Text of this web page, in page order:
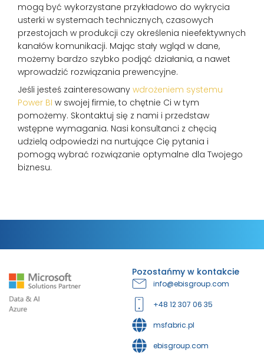
mogą być wykorzystane przykładowo do wykrycia
usterki w systemach technicznych, czasowych
przestojach w produkcji czy określenia nieefektywnych
kanałów komunikacji. Mając stały wgląd w dane,
możemy bardzo szybko podjąć działania, a nawet
wprowadzić rozwiązania prewencyjne.
Jeśli jesteś zainteresowany wdrożeniem systemu
Power BI w swojej firmie, to chętnie Ci w tym
pomożemy. Skontaktuj się z nami i przedstaw
wstępne wymagania. Nasi konsultanci z chęcią
udzielą odpowiedzi na nurtujące Cię pytania i
pomogą wybrać rozwiązanie optymalne dla Twojego
biznesu.
Pozostańmy w kontakcie
info@ebisgroup.com
+48 12 307 06 35
msfabric.pl
ebisgroup.com